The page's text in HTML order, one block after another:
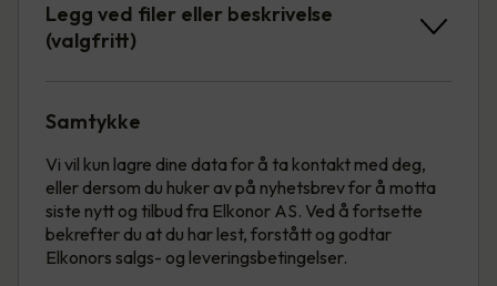
Legg ved filer eller beskrivelse
(valgfritt)
Samtykke
Vi vil kun lagre dine data for å ta kontakt med deg,
eller dersom du huker av på nyhetsbrev for å motta
siste nytt og tilbud fra Elkonor AS. Ved å fortsette
bekrefter du at du har lest, forstått og godtar
Elkonors salgs- og leveringsbetingelser.